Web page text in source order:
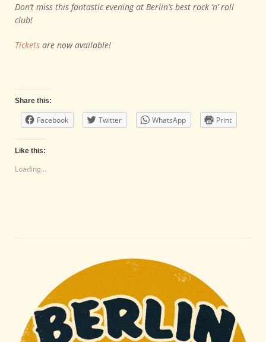
Don’t miss this fantastic evening at Berlin’s best rock ‘n’ roll
club!
Tickets are now available!
Share this:
Facebook Twitter WhatsApp Print
Like this:
Loading...